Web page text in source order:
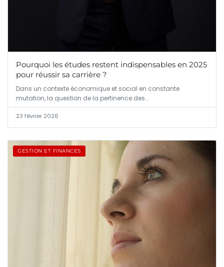
Pourquoi les études restent indispensables en 2025
pour réussir sa carrière ?
Dans un contexte économique et social en constante
mutation, la question de la pertinence des…
23 février 2026
GESTION ET FINANCES